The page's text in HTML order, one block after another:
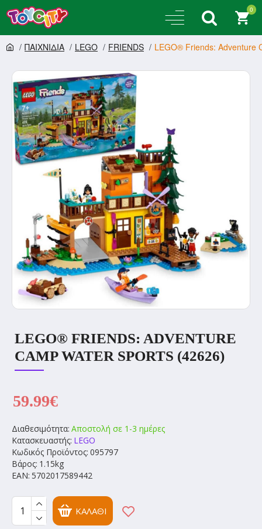
0
ΠΑΙΧΝΙΔΙΑ LEGO FRIENDS LEGO® Friends: Adventure
LEGO® FRIENDS: ADVENTURE
CAMP WATER SPORTS (42626)
Διαθεσιμότητα: Αποστολή σε 1-3 ημέρες
Κατασκευαστής: LEGO
Κωδικός Προϊόντος: 095797
Βάρος: 1.15kg
EAN: 5702017589442
59.99€
ΚΑΛΆΘΙ